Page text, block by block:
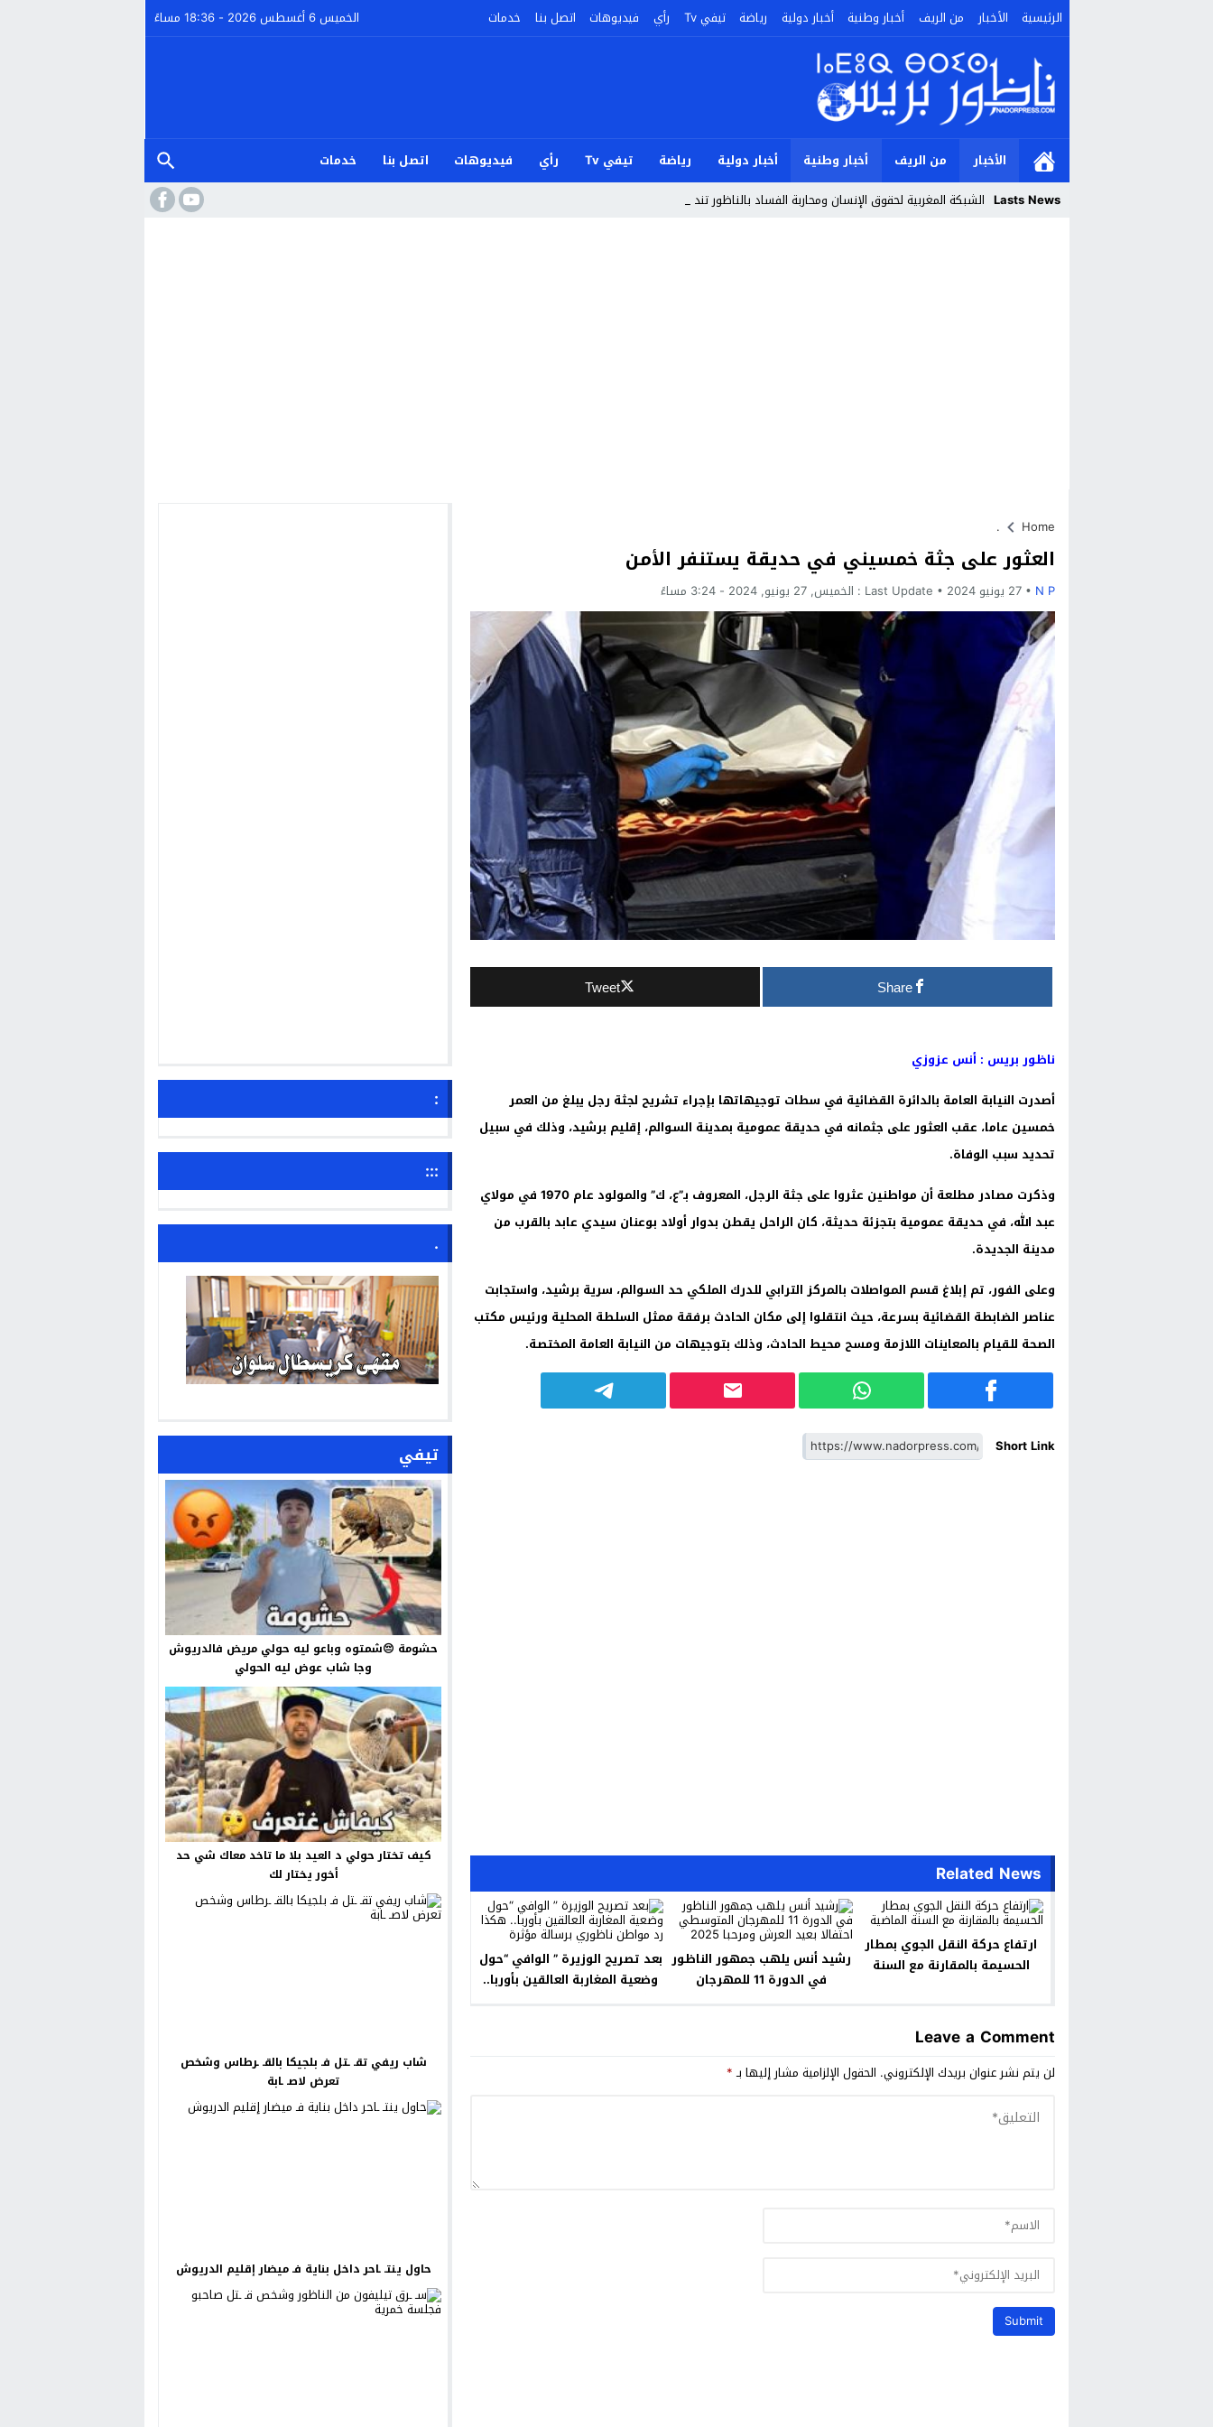
الرئيسية الأخبار من الريف أخبار وطنية أخبار دولية رياضة تيفي Tv رأي فيديوهات اتصل بنا خدمات الخميس 6 أغسطس 2026 - 18:36 مساءً
الأخبار من الريف أخبار وطنية أخبار دولية رياضة تيفي Tv رأي فيديوهات اتصل بنا
خدمات
Lasts News الشبكة المغربية لحقوق الإنسان ومحاربة الفساد بالناظور تندد بأحداث سب_
Home
.
العثور على جثة خمسيني في حديقة يستنفر الأمن
N P 27 يونيو 2024 Last Update : الخميس, 27 يونيو, 2024 - 3:24 مساءً
Share
Tweet
ناظور بريس : أنس عزوزي
أصدرت النيابة العامة بالدائرة القضائية في سطات توجيهاتها بإجراء تشريح لجثة رجل يبلغ من العمر
خمسين عاما، عقب العثور على جثمانه في حديقة عمومية بمدينة السوالم، إقليم برشيد، وذلك في سبيل
تحديد سبب الوفاة.
وذكرت مصادر مطلعة أن مواطنين عثروا على جثة الرجل، المعروف بـ”ع، ك” والمولود عام 1970 في مولاي
عبد الله، في حديقة عمومية بتجزئة حديثة، كان الراحل يقطن بدوار أولاد بوعنان سيدي عابد بالقرب من
مدينة الجديدة.
وعلى الفور، تم إبلاغ قسم المواصلات بالمركز الترابي للدرك الملكي حد السوالم، سرية برشيد، واستجابت
عناصر الضابطة القضائية بسرعة، حيث انتقلوا إلى مكان الحادث برفقة ممثل السلطة المحلية ورئيس مكتب
الصحة للقيام بالمعاينات اللازمة ومسح محيط الحادث، وذلك بتوجيهات من النيابة العامة المختصة.
Short Link
Related News
ارتفاع حركة النقل الجوي بمطار
الحسيمة بالمقارنة مع السنة
رشيد أنس يلهب جمهور الناظور
في الدورة 11 للمهرجان
بعد تصريح الوزيرة ” الوافي “حول
وضعية المغاربة العالقين بأوربا..
Leave a Comment
لن يتم نشر عنوان بريدك الإلكتروني. الحقول الإلزامية مشار إليها بـ*
:
:::
.
تيفي
حشومة 😔شمتوه وباعو ليه حولي مريض فالدريوش
وجا شاب عوض ليه الحولي
كيف تختار حولي د العيد بلا ما تاخد معاك شي حد
أخور يختار لك
شاب ريفي تقـ ـتل فـ بلجيكا بالقـ ـرطاس وشخص
تعرض لاصـ ـابة
حاول ينتـ ـاحر داخل بناية فـ ميضار إقليم الدريوش